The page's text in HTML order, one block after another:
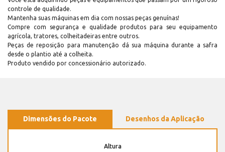
controle de qualidade.
Mantenha suas máquinas em dia com nossas peças genuínas!
Compre com segurança e qualidade produtos para seu equipamento
agrícola, tratores, colheitadeiras entre outros.
Peças de reposição para manutenção dá sua máquina durante a safra
desde o plantio até a colheita.
Produto vendido por concessionário autorizado.
Dimensões do Pacote Desenhos da Aplicação
Altura